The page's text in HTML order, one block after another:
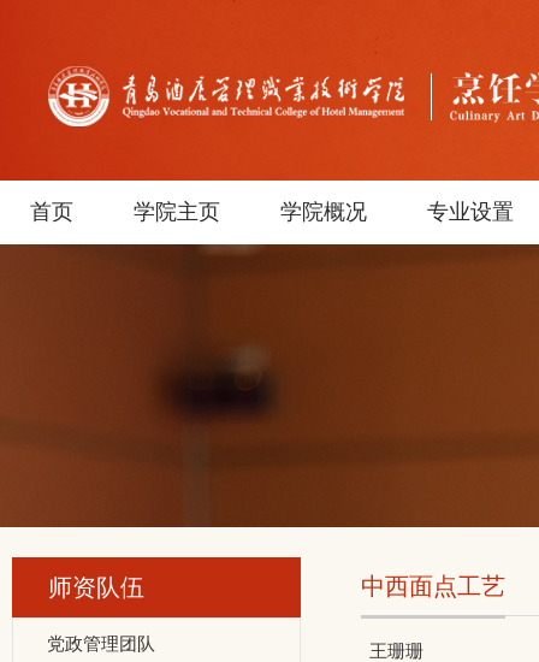
首页 学院主页 学院概况 专业设置
师资队伍
党政管理团队
中西面点工艺
王珊珊